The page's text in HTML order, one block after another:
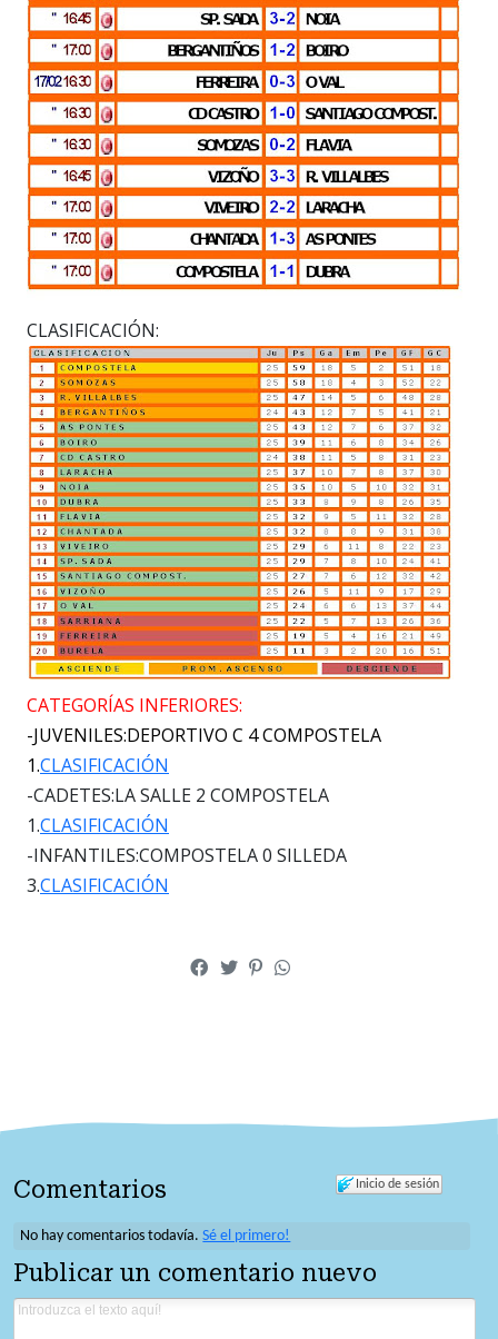
CLASIFICACIÓN:
CATEGORÍAS INFERIORES:
-JUVENILES:DEPORTIVO C 4 COMPOSTELA
1.CLASIFICACIÓN
-CADETES:LA SALLE 2 COMPOSTELA
1.CLASIFICACIÓN
-INFANTILES:COMPOSTELA 0 SILLEDA
3.CLASIFICACIÓN
Inicio de sesión
Comentarios
No hay comentarios todavía.Sé el primero!
Publicar un comentario nuevo